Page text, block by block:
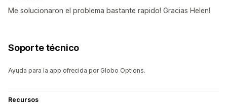
Me solucionaron el problema bastante rapido! Gracias Helen!
Soporte técnico
Ayuda para la app ofrecida por Globo Options.
Recursos